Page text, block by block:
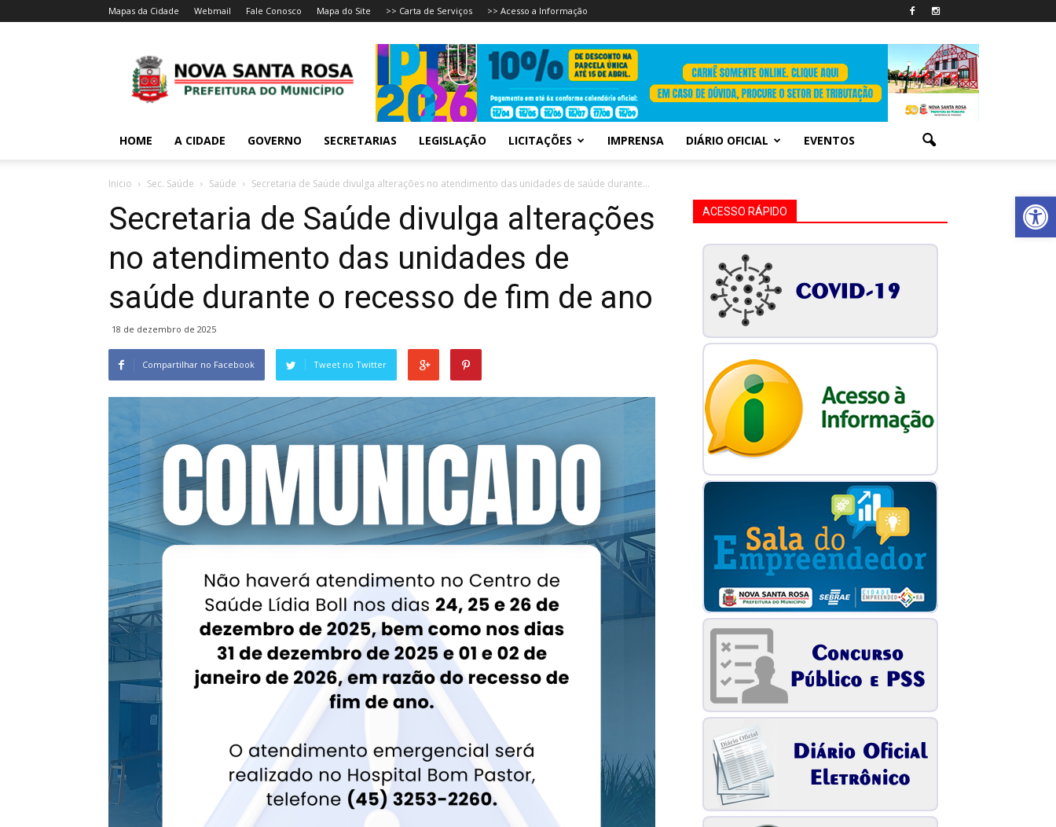
Abrir
Mapas da Cidade Webmail Fale Conosco Mapa do Site >> Carta de Serviços >> Acesso a Informação
HOME A CIDADE GOVERNO SECRETARIAS LEGISLAÇÃO LICITAÇÕES IMPRENSA DIÁRIO OFICIAL EVENTOS
Inicio Sec. Saúde Saúde Secretaria de Saúde divulga alterações no atendimento das unidades de saúde durante...
Secretaria de Saúde divulga alterações
no atendimento das unidades de
saúde durante o recesso de fim de ano
18 de dezembro de 2025
Compartilhar no Facebook Tweet no Twitter
ACESSO RÁPIDO